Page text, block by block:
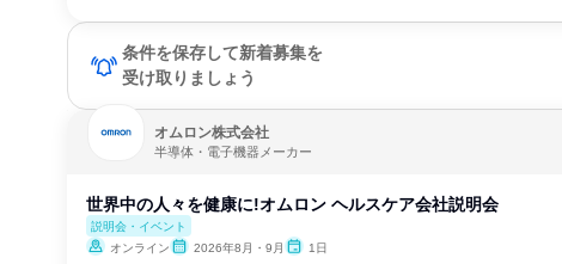
条件を保存して新着募集を
受け取りましょう
オムロン株式会社
半導体・電子機器メーカー
世界中の人々を健康に!オムロン ヘルスケア会社説明会
説明会・イベント
オンライン
2026年8月・9月 1日